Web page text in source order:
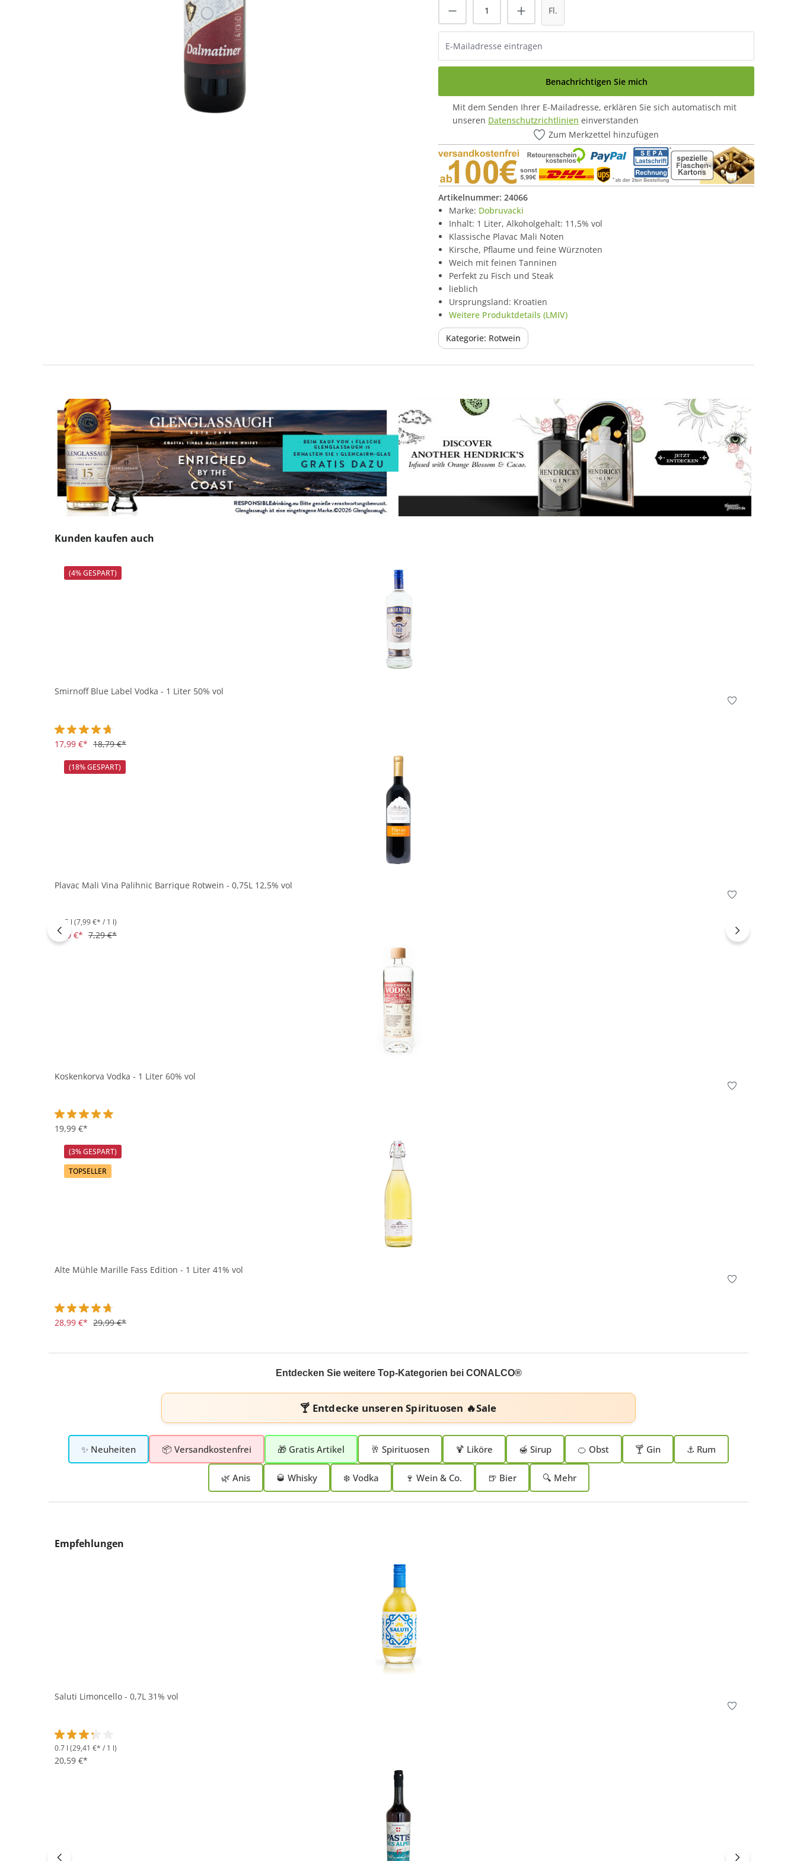
Fl.
Benachrichtigen Sie mich
Mit dem Senden Ihrer E-Mailadresse, erklären Sie sich automatisch mit
unseren Datenschutzrichtlinien einverstanden
Zum Merkzettel hinzufügen
Artikelnummer: 24066
Marke: Dobruvacki
Inhalt: 1 Liter, Alkoholgehalt: 11,5% vol
Klassische Plavac Mali Noten
Kirsche, Pflaume und feine Würznoten
Weich mit feinen Tanninen
Perfekt zu Fisch und Steak
lieblich
Ursprungsland: Kroatien
Weitere Produktdetails (LMIV)
Kategorie: Rotwein
Produktgalerie überspringen
Kunden kaufen auch
(4% GESPART)
Smirnoff Blue Label Vodka - 1 Liter 50% vol
Durchschnittliche Bewertung von 4.6 von 5 Sternen
17,99 €* 18,79 €*
In den Korb
(18% GESPART)
Plavac Mali Vina Palihnic Barrique Rotwein - 0,75L 12,5% vol
0.75 l (7,99 €* / 1 l)
5,99 €* 7,29 €*
In den Korb
Koskenkorva Vodka - 1 Liter 60% vol
Durchschnittliche Bewertung von 4.8 von 5 Sternen
19,99 €*
In den Korb
(3% GESPART)
TOPSELLER
Alte Mühle Marille Fass Edition - 1 Liter 41% vol
Durchschnittliche Bewertung von 4.7 von 5 Sternen
28,99 €* 29,99 €*
In den Korb
Entdecken Sie weitere Top-Kategorien bei CONALCO®
🍸 Entdecke unserenSpirituosen 🔥Sale
✨ Neuheiten 📦 Versandkostenfrei 🎁 Gratis Artikel 🥂 Spirituosen 🍹 Liköre 🍯 Sirup 🍊 Obst 🍸 Gin ⚓ Rum
🌿 Anis 🥃 Whisky ❄️ Vodka 🍷 Wein & Co. 🍺 Bier 🔍 Mehr
Produktgalerie überspringen
Empfehlungen
Saluti Limoncello - 0,7L 31% vol
Durchschnittliche Bewertung von 3.2 von 5 Sternen
0.7 l (29,41 €* / 1 l)
20,59 €*
In den Korb